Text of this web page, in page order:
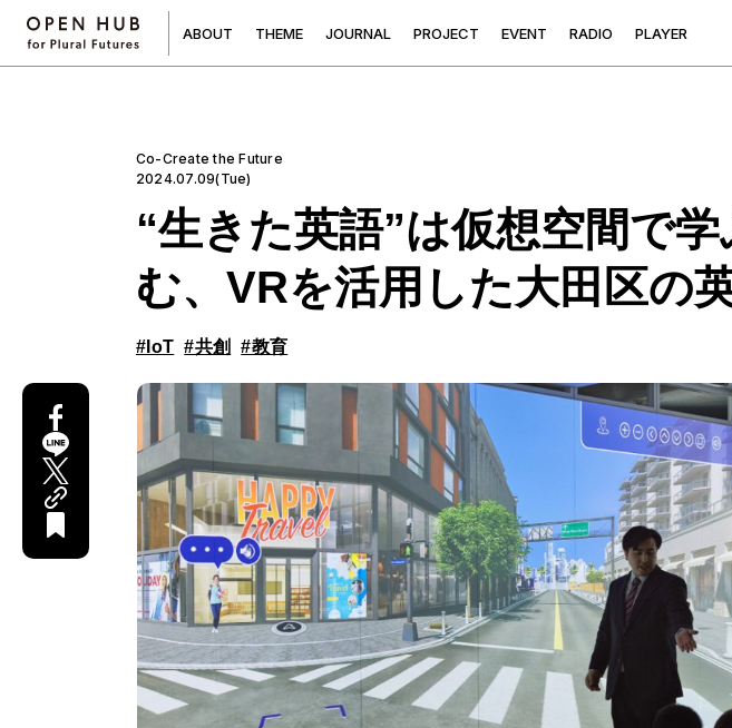
ABOUT THEME JOURNAL PROJECT EVENT RADIO PLAYER
Co-Create the Future
2024.07.09(Tue)
“生きた英語”は仮想空間で
む、VRを活用した大田区の
#IoT #共創 #教育